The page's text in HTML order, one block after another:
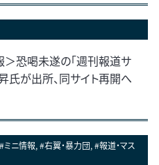
＞恐喝未遂の「週刊報道サ
氏が出所、同サイト再開へ
ニ情報, #右翼・暴力団, #報道・マス